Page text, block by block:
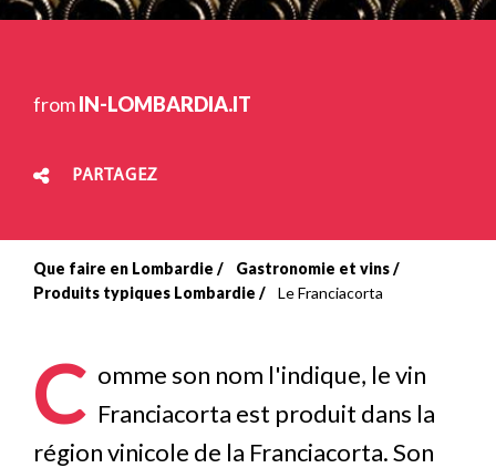
fromIN-LOMBARDIA.IT
PARTAGEZ
Fil
Que faire en Lombardie
Gastronomie et vins
Produits typiques Lombardie
Le Franciacorta
C omme son nom l'indique, le vin
Franciacorta est produit dans la
région vinicole de la Franciacorta. Son